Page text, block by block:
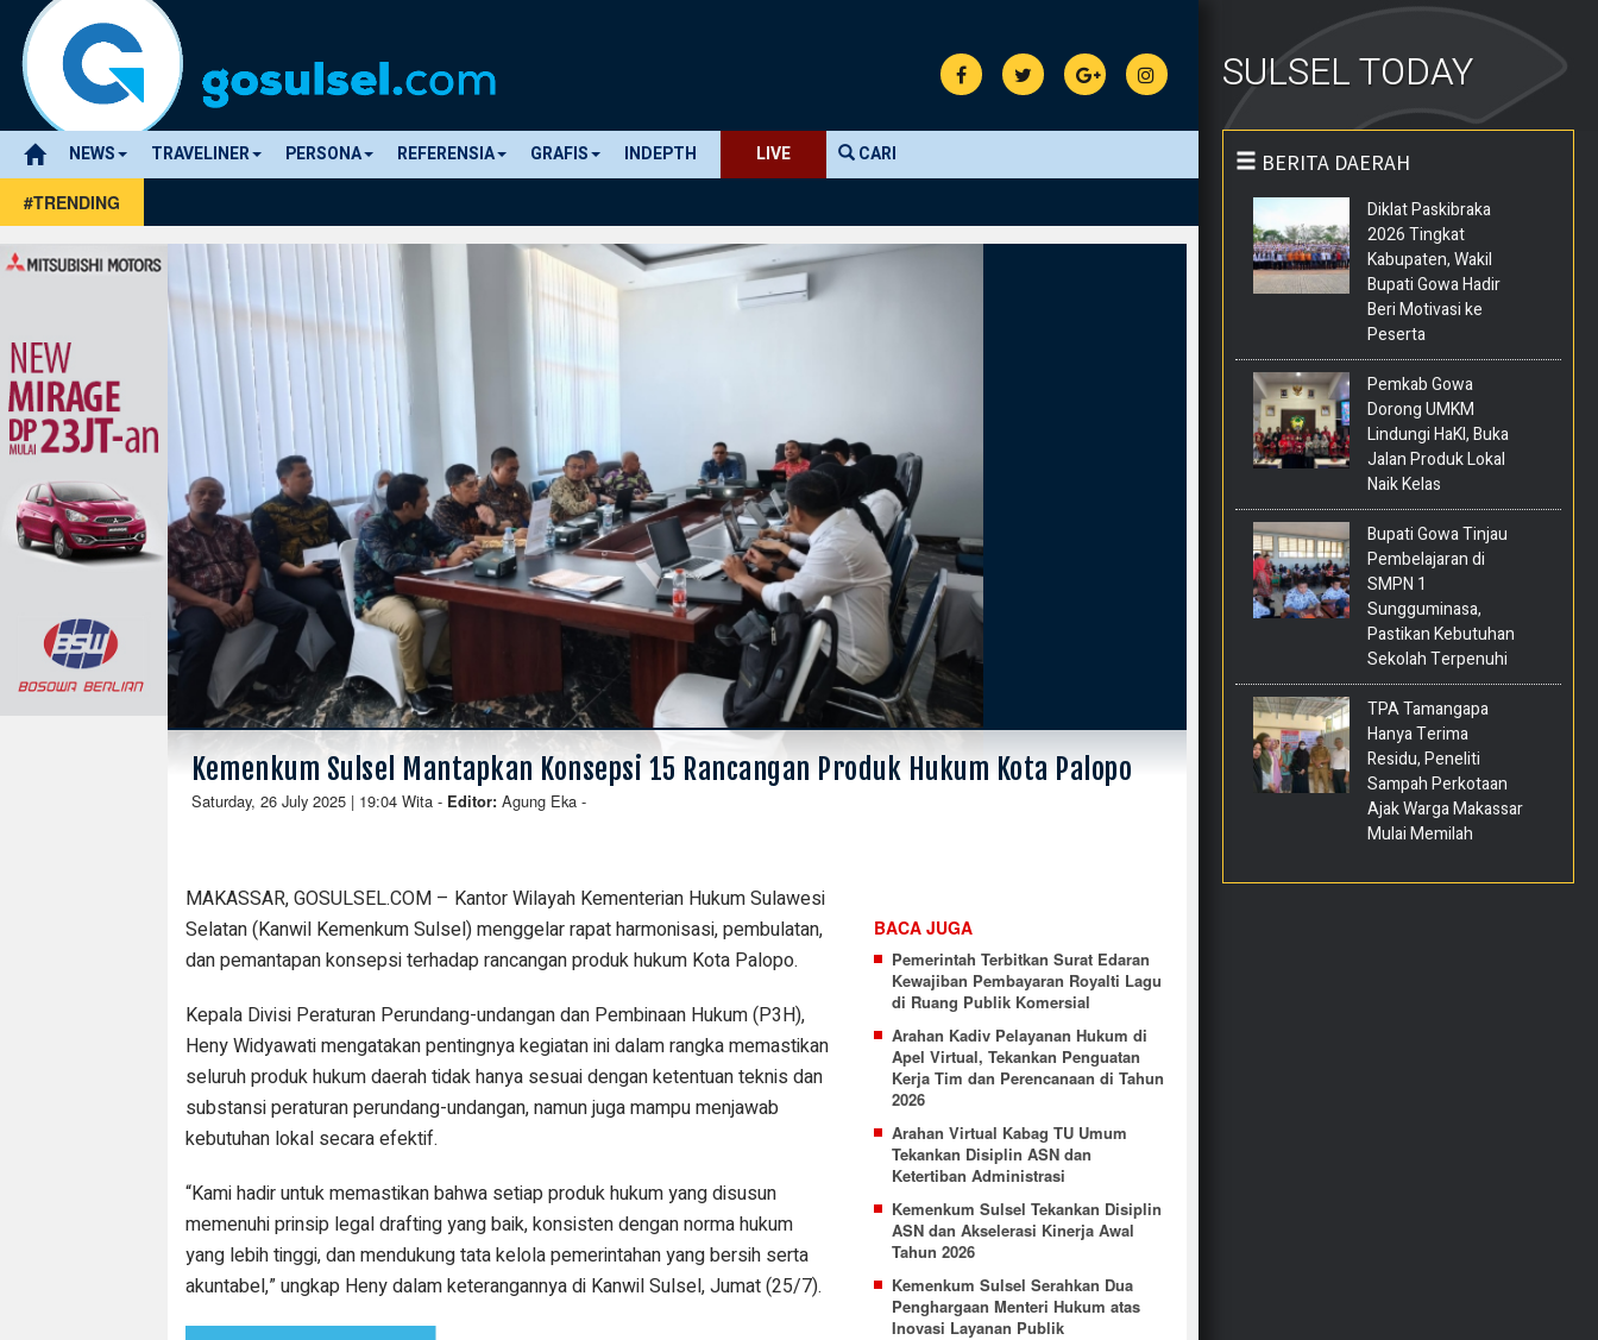
NEWS TRAVELINER PERSONA REFERENSIA GRAFIS INDEPTH LIVE CARI
#TRENDING
Kemenkum Sulsel Mantapkan Konsepsi 15 Rancangan Produk Hukum Kota Palopo
Saturday, 26 July 2025 | 19:04 Wita - Editor:Agung Eka -
BACA JUGA
Pemerintah Terbitkan Surat Edaran
Kewajiban Pembayaran Royalti Lagu
di Ruang Publik Komersial
Arahan Kadiv Pelayanan Hukum di
Apel Virtual, Tekankan Penguatan
Kerja Tim dan Perencanaan di Tahun
2026
Arahan Virtual Kabag TU Umum
Tekankan Disiplin ASN dan
Ketertiban Administrasi
Kemenkum Sulsel Tekankan Disiplin
ASN dan Akselerasi Kinerja Awal
Tahun 2026
Kemenkum Sulsel Serahkan Dua
Penghargaan Menteri Hukum atas
Inovasi Layanan Publik
MAKASSAR, GOSULSEL.COM – Kantor Wilayah Kementerian Hukum Sulawesi
Selatan (Kanwil Kemenkum Sulsel) menggelar rapat harmonisasi, pembulatan,
dan pemantapan konsepsi terhadap rancangan produk hukum Kota Palopo.
Kepala Divisi Peraturan Perundang-undangan dan Pembinaan Hukum (P3H),
Heny Widyawati mengatakan pentingnya kegiatan ini dalam rangka memastikan
seluruh produk hukum daerah tidak hanya sesuai dengan ketentuan teknis dan
substansi peraturan perundang-undangan, namun juga mampu menjawab
kebutuhan lokal secara efektif.
“Kami hadir untuk memastikan bahwa setiap produk hukum yang disusun
memenuhi prinsip legal drafting yang baik, konsisten dengan norma hukum
yang lebih tinggi, dan mendukung tata kelola pemerintahan yang bersih serta
akuntabel,” ungkap Heny dalam keterangannya di Kanwil Sulsel, Jumat (25/7).
SULSEL TODAY
BERITA DAERAH
Diklat Paskibraka
2026 Tingkat
Kabupaten, Wakil
Bupati Gowa Hadir
Beri Motivasi ke
Peserta
Pemkab Gowa
Dorong UMKM
Lindungi HaKI, Buka
Jalan Produk Lokal
Naik Kelas
Bupati Gowa Tinjau
Pembelajaran di
SMPN 1
Sungguminasa,
Pastikan Kebutuhan
Sekolah Terpenuhi
TPA Tamangapa
Hanya Terima
Residu, Peneliti
Sampah Perkotaan
Ajak Warga Makassar
Mulai Memilah